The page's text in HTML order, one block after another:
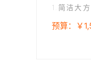
预算：￥